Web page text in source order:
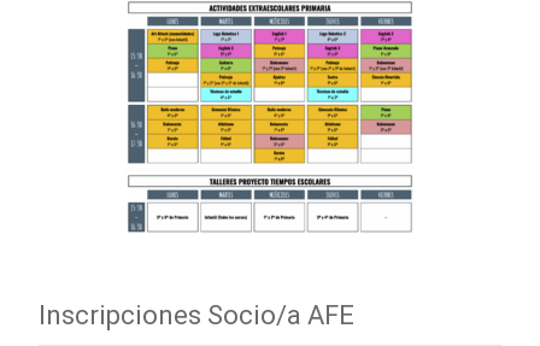
Inscripciones Socio/a AFE